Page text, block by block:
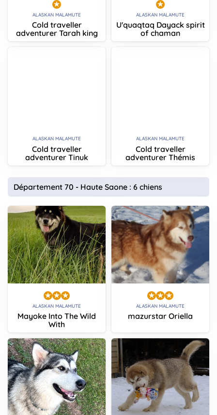
ALASKAN MALAMUTE
Cold traveller
adventurer Tarah king
ALASKAN MALAMUTE
U'quaqtaq Dayack spirit
of chaman
ALASKAN MALAMUTE
Cold traveller
adventurer Tinuk
ALASKAN MALAMUTE
Cold traveller
adventurer Thémis
Département 70 - Haute Saone : 6 chiens
ALASKAN MALAMUTE
Mayoke Into The Wild
With
ALASKAN MALAMUTE
mazurstar Oriella